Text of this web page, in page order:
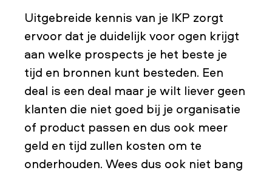
Uitgebreide kennis van je IKP zorgt
ervoor dat je duidelijk voor ogen krijgt
aan welke prospects je het beste je
tijd en bronnen kunt besteden. Een
deal is een deal maar je wilt liever geen
klanten die niet goed bij je organisatie
of product passen en dus ook meer
geld en tijd zullen kosten om te
onderhouden. Wees dus ook niet bang